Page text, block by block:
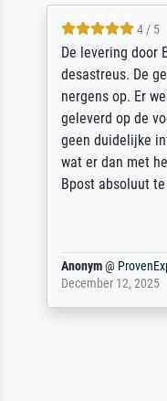
5 / 5
Sehr gute
des Rahmens!
sorgfältig und
unbeschadet
unser letzter
Dank!
Reinhold,@
April 22, 2026